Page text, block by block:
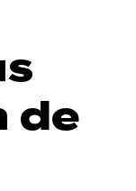
de